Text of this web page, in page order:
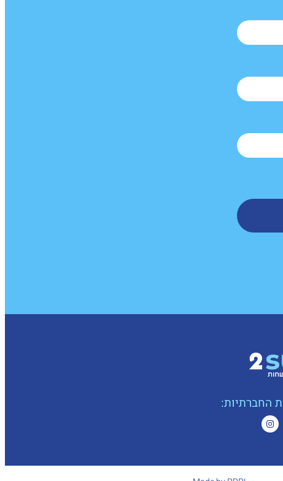
החברתיות: